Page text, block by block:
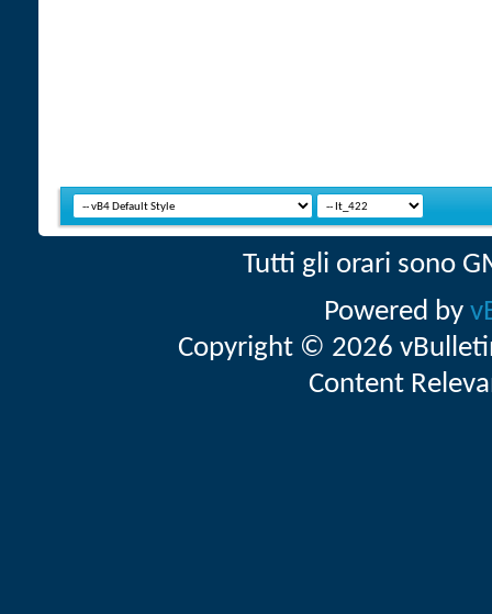
Tutti gli orari sono
Powered by
Copyright © 2026
Content